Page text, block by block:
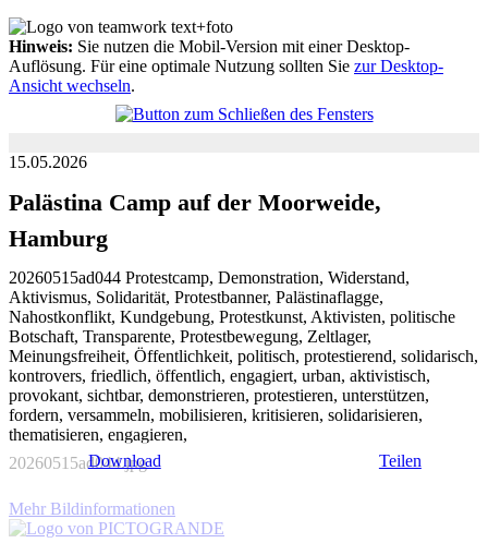
Hinweis: Sie nutzen die Mobil-Version mit einer Desktop-
Auflösung. Für eine optimale Nutzung sollten Sie zur Desktop-
Ansicht wechseln.
Download Teilen
15.05.2026
Palästina Camp auf der Moorweide,
Hamburg
20260515ad044 Protestcamp, Demonstration, Widerstand,
Aktivismus, Solidarität, Protestbanner, Palästinaflagge,
Nahostkonflikt, Kundgebung, Protestkunst, Aktivisten, politische
Botschaft, Transparente, Protestbewegung, Zeltlager,
Meinungsfreiheit, Öffentlichkeit, politisch, protestierend, solidarisch,
kontrovers, friedlich, öffentlich, engagiert, urban, aktivistisch,
provokant, sichtbar, demonstrieren, protestieren, unterstützen,
fordern, versammeln, mobilisieren, kritisieren, solidarisieren,
thematisieren, engagieren,
20260515ad044.jpg
Mehr Bildinformationen